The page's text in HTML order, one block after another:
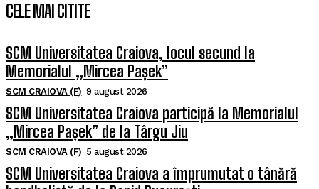
CELE MAI CITITE
SCM Universitatea Craiova, locul secund la
Memorialul „Mircea Pașek”
SCM CRAIOVA (F) 9 august 2026
SCM Universitatea Craiova participă la Memorialul
„Mircea Pașek” de la Târgu Jiu
SCM CRAIOVA (F) 5 august 2026
SCM Universitatea Craiova a împrumutat o tânără